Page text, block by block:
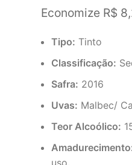
Economize R$
Tipo: Tinto
Classificação:
Safra: 2016
Uvas: Malbec/
Teor Alcoólico:
uso.